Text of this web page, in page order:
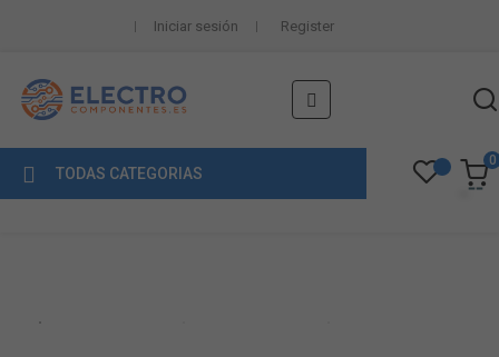
Iniciar sesión Register
Navegación
de
palanca
☰
TODAS CATEGORIAS
0